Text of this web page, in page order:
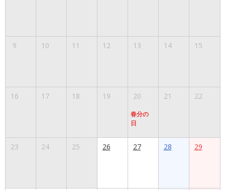
9 10 11 12 13 14 15
16 17 18 19 20
春分の
日
21 22
23 24 25 26 27 28 29